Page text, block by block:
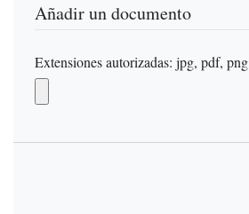
Añadir un documento
Extensiones autorizadas: jpg, pdf, png